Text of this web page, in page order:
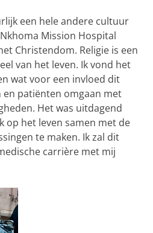
een hele andere cultuur
Mission Hospital
Christendom. Religie is een
van het leven. Ik vond het
wat voor een invloed dit
patiënten omgaan met
Het was uitdagend
op het leven samen met de
te maken. Ik zal dit
carrière met mij